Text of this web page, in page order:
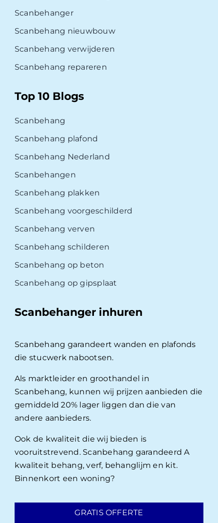
Scanbehanger
Scanbehang nieuwbouw
Scanbehang verwijderen
Scanbehang repareren
Top 10 Blogs
Scanbehang
Scanbehang plafond
Scanbehang Nederland
Scanbehangen
Scanbehang plakken
Scanbehang voorgeschilderd
Scanbehang verven
Scanbehang schilderen
Scanbehang op beton
Scanbehang op gipsplaat
Scanbehanger inhuren
Scanbehang garandeert wanden en plafonds
die stucwerk nabootsen.
Als marktleider en groothandel in
Scanbehang, kunnen wij prijzen aanbieden die
gemiddeld 20% lager liggen dan die van
andere aanbieders.
Ook de kwaliteit die wij bieden is
vooruitstrevend. Scanbehang garandeerd A
kwaliteit behang, verf, behanglijm en kit.
Binnenkort een woning?
GRATIS OFFERTE